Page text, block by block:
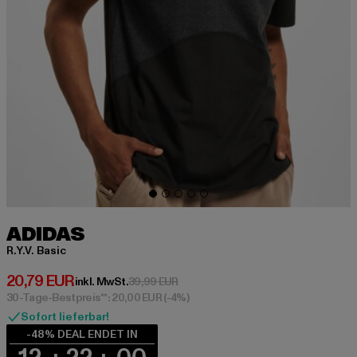
ADIDAS
R.Y.V. Basic
20,79 EUR
Derzeitiger Preis: 20,79 EUR
inkl. MwSt.39,99 EURAktionspreis: 39,99 EUR
30-Tage-Bestpreis**: 20,00 EUR(-4%)
Sofort lieferbar!
-48% DEAL ENDET IN